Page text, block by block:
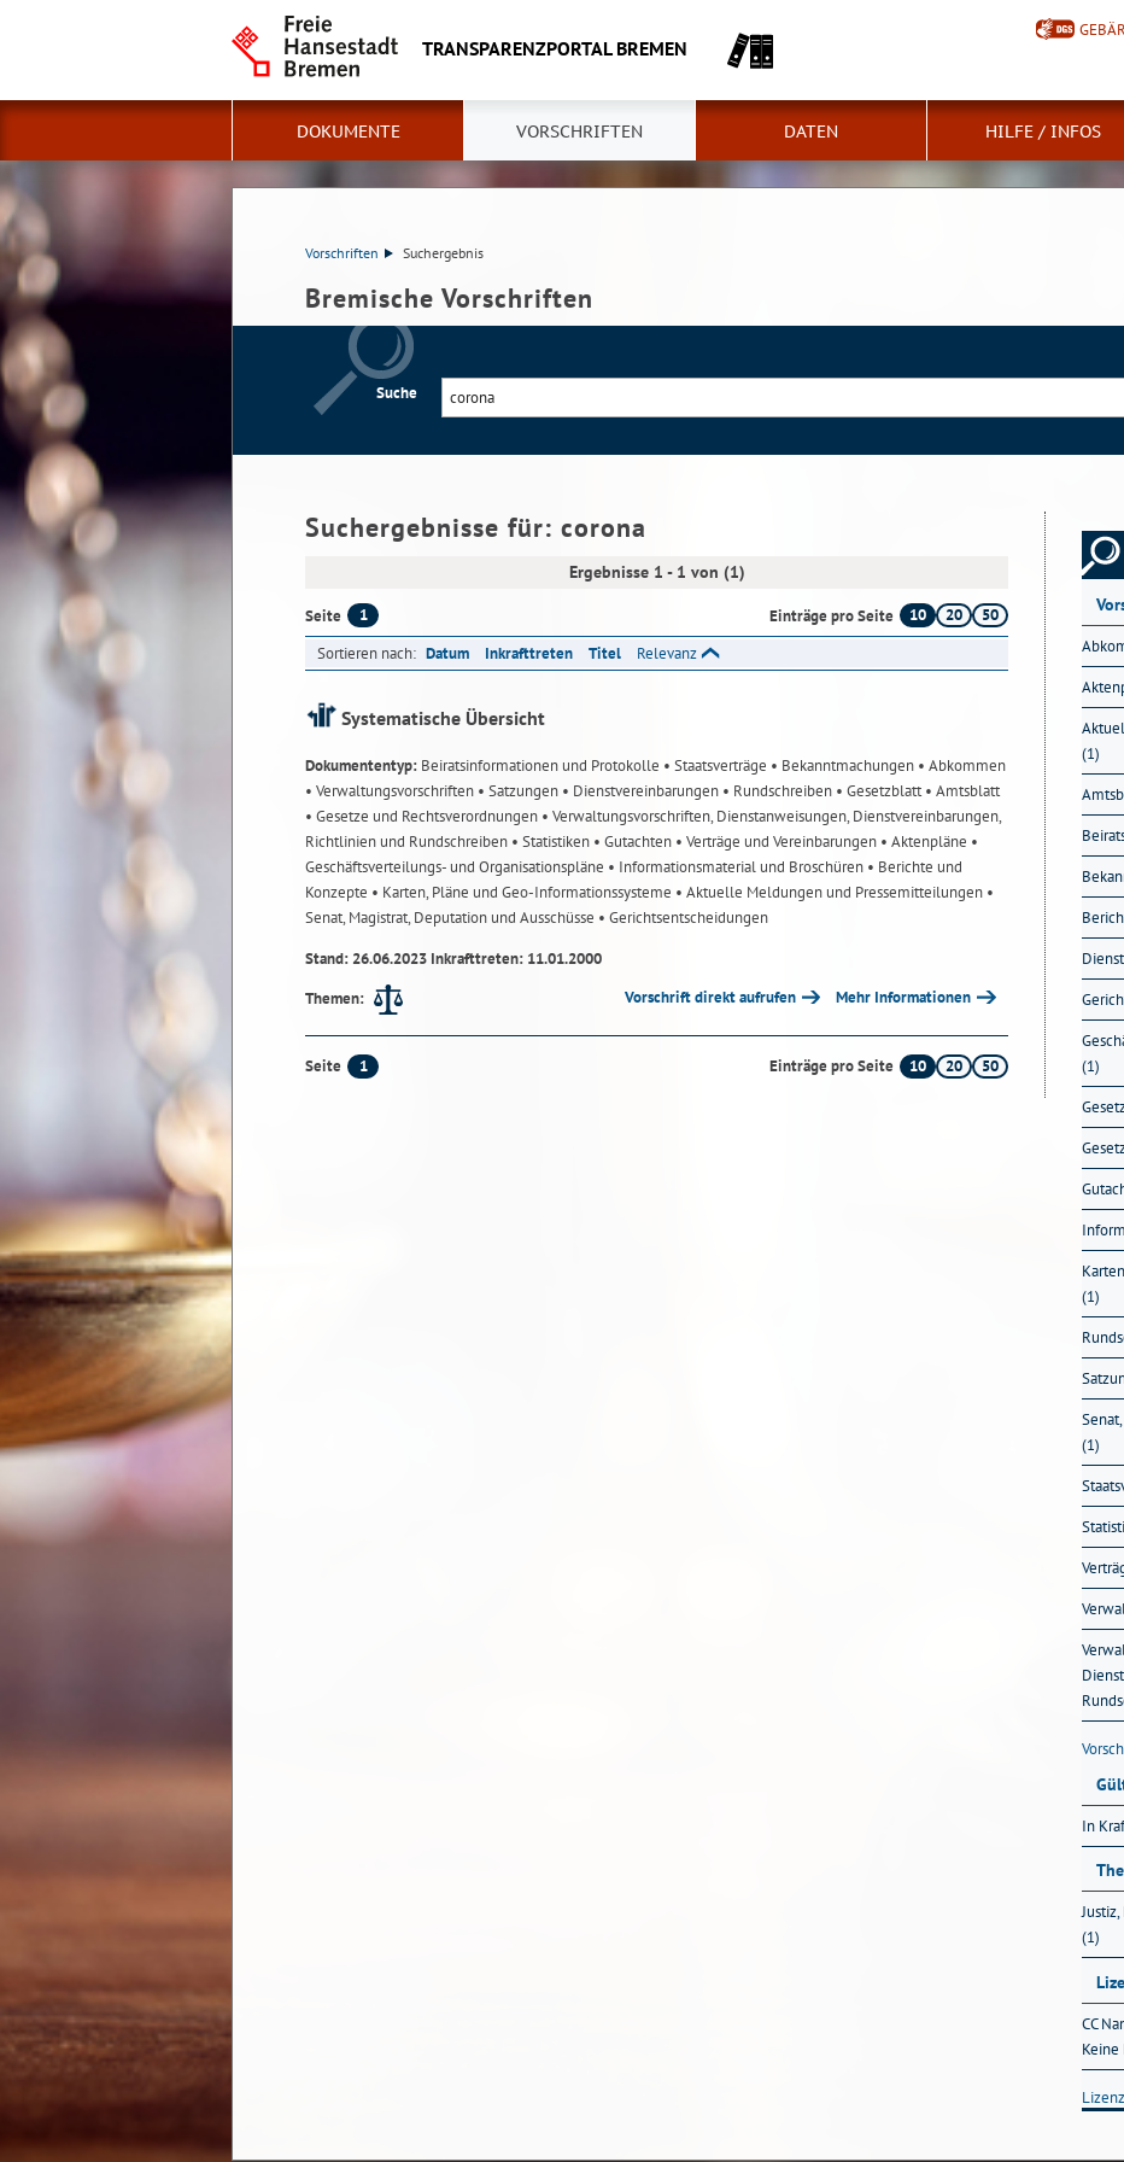
TRANSPARENZPORTAL BREMEN
DOKUMENTE VORSCHRIFTEN DATEN HILFE / INFOS
Vorschriften Suchergebnis
Bremische Vorschriften
Suche
Suchergebnisse für: corona
Ergebnisse 1 - 1 von (1)
Seite 1 Einträge pro Seite 10 20
50
Sortieren nach: Datum Inkrafttreten Titel Relevanz
Systematische Übersicht
Dokumententyp: Beiratsinformationen und Protokolle • Staatsverträge • Bekanntmachungen • Abkommen
• Verwaltungsvorschriften • Satzungen • Dienstvereinbarungen • Rundschreiben • Gesetzblatt• Amtsblatt
• Gesetze und Rechtsverordnungen • Verwaltungsvorschriften, Dienstanweisungen, Dienstvereinbarungen,
Richtlinien und Rundschreiben • Statistiken • Gutachten • Verträge und Vereinbarungen • Aktenpläne •
Geschäftsverteilungs- und Organisationspläne • Informationsmaterial und Broschüren • Berichte und
Konzepte • Karten, Pläne und Geo-Informationssysteme • Aktuelle Meldungen und Pressemitteilungen •
Senat, Magistrat, Deputation und Ausschüsse • Gerichtsentscheidungen
Stand: 26.06.2023 Inkrafttreten: 11.01.2000
Themen:
Vorschrift direkt aufrufen Mehr Informationen
Seite 1 Einträge pro Seite 10 20 50
(1)
(1)
(1)
(1)
In
(1)
CC
Keine